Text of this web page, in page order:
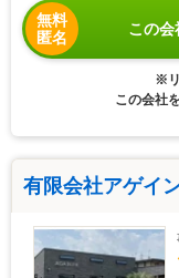
無料
匿名
この会
※リ
この会社
有限会社アゲイ